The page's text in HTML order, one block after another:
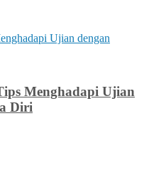
Menghadapi Ujian
Diri